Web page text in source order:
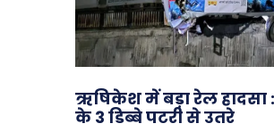
ऋषिकेश में बड़ा रेल हादसा
के 3 डिब्बे पटरी से उतरे